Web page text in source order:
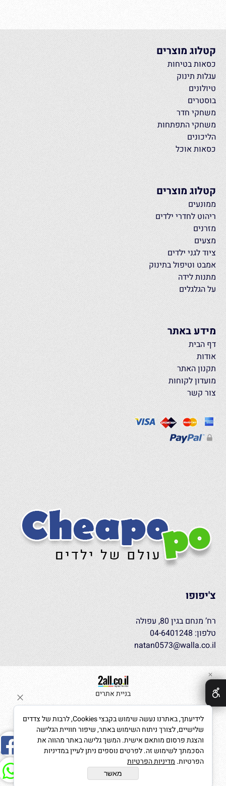
קטלוג מוצרים
כסאות בטיחות
עגלות תינוק
טיולונים
בוסטרים
משחקי חדר
משחקי התפתחות
הליכונים
כסאות אוכל
קטלוג מוצרים
ממונעים
ריהוט לחדרי ילדים
מזרנים
מצעים
ציוד לגני ילדים
אמבט וטיפול בתינוק
מתנות לידה
על הגלגלים
מידע באתר
דף הבית
אודות
תקנון האתר
מועדון לקוחות
צור קשר
צ'יפופו
רח’ מנחם בגין 80, עפולה
טלפון: 04-6401248
natan0573@walla.co.il
בניית אתרים
✕
לידיעתך, באתרנו נעשה שימוש בקבצי Cookies, לרבות של צדדים
שלישיים, לצורך ניתוח השימוש באתר, שיפור חוויית הגלישה
והצגת פרסום מותאם אישית. המשך גלישה באתר מהווה את
הסכמתך לשימוש זה. לפרטים נוספים ניתן לעיין במדיניות
הפרטיות. מדיניות הפרטיות
מאשר